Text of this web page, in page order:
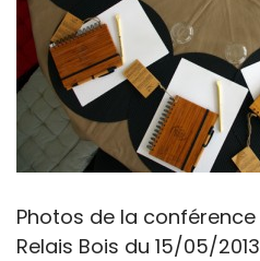
Photos de la
Relais Bois du 15/05/2013